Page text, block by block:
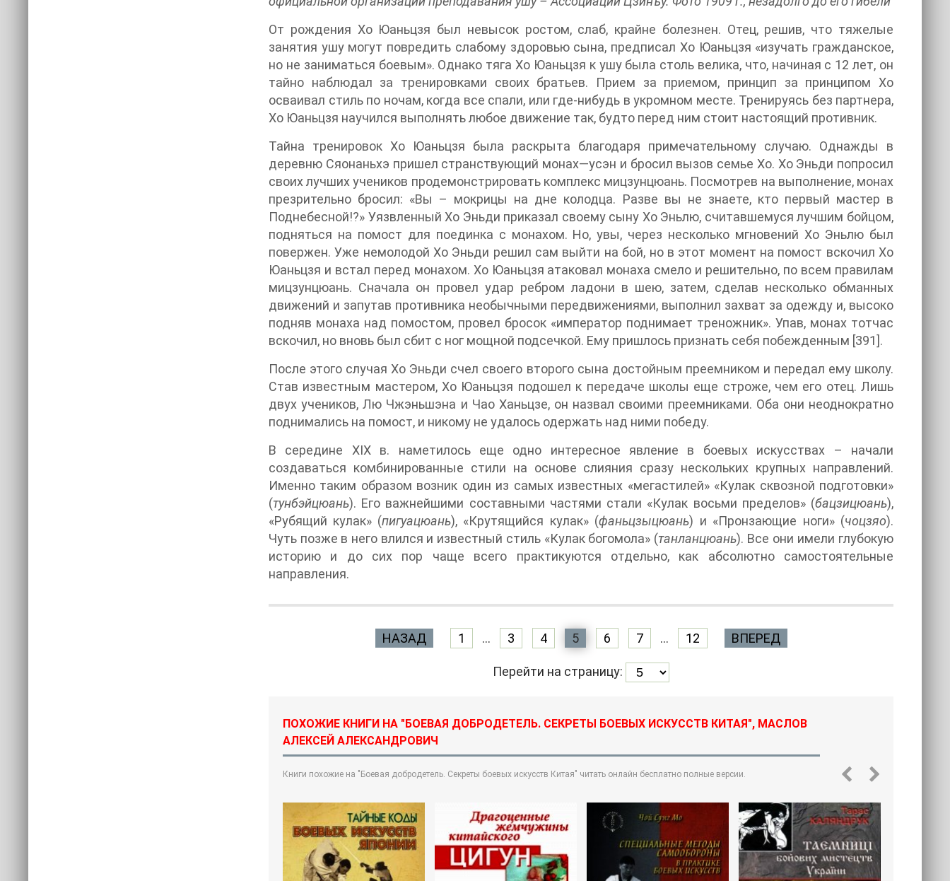
От рождения Хо Юаньцзя был невысок ростом, слаб, крайне болезнен. Отец, решив, что тяжелые
занятия ушу могут повредить слабому здоровью сына, предписал Хо Юаньцзя «изучать гражданское,
но не заниматься боевым». Однако тяга Хо Юаньцзя к ушу была столь велика, что, начиная с 12 лет, он
тайно наблюдал за тренировками своих братьев. Прием за приемом, принцип за принципом Хо
осваивал стиль по ночам, когда все спали, или где-нибудь в укромном месте. Тренируясь без партнера,
Хо Юаньцзя научился выполнять любое движение так, будто перед ним стоит настоящий противник.
Тайна тренировок Хо Юаньцзя была раскрыта благодаря примечательному случаю. Однажды в
деревню Сяонаньхэ пришел странствующий монах—усэн и бросил вызов семье Хо. Хо Эньди попросил
своих лучших учеников продемонстрировать комплекс мицзунцюань. Посмотрев на выполнение, монах
презрительно бросил: «Вы – мокрицы на дне колодца. Разве вы не знаете, кто первый мастер в
Поднебесной!?» Уязвленный Хо Эньди приказал своему сыну Хо Эньлю, считавшемуся лучшим бойцом,
подняться на помост для поединка с монахом. Но, увы, через несколько мгновений Хо Эньлю был
повержен. Уже немолодой Хо Эньди решил сам выйти на бой, но в этот момент на помост вскочил Хо
Юаньцзя и встал перед монахом. Хо Юаньцзя атаковал монаха смело и решительно, по всем правилам
мицзунцюань. Сначала он провел удар ребром ладони в шею, затем, сделав несколько обманных
движений и запутав противника необычными передвижениями, выполнил захват за одежду и, высоко
подняв монаха над помостом, провел бросок «император поднимает треножник». Упав, монах тотчас
вскочил, но вновь был сбит с ног мощной подсечкой. Ему пришлось признать себя побежденным [391].
После этого случая Хо Эньди счел своего второго сына достойным преемником и передал ему школу.
Став известным мастером, Хо Юаньцзя подошел к передаче школы еще строже, чем его отец. Лишь
двух учеников, Лю Чжэньшэна и Чао Ханьцзе, он назвал своими преемниками. Оба они неоднократно
поднимались на помост, и никому не удалось одержать над ними победу.
В середине XIX в. наметилось еще одно интересное явление в боевых искусствах – начали
создаваться комбинированные стили на основе слияния сразу нескольких крупных направлений.
Именно таким образом возник один из самых известных «мегастилей» «Кулак сквозной подготовки»
(тунбэйцюань). Его важнейшими составными частями стали «Кулак восьми пределов» (бацзицюань),
«Рубящий кулак» (пигуацюань), «Крутящийся кулак» (фаньцзыцюань) и «Пронзающие ноги» (чоцзяо).
Чуть позже в него влился и известный стиль «Кулак богомола» (танланцюань). Все они имели глубокую
историю и до сих пор чаще всего практикуются отдельно, как абсолютно самостоятельные
направления.
НАЗАД 1 ... 3 4 5 6 7 ... 12 ВПЕРЕД
Перейти на страницу:
ПОХОЖИЕ КНИГИ НА "БОЕВАЯ ДОБРОДЕТЕЛЬ. СЕКРЕТЫ БОЕВЫХ ИСКУССТВ КИТАЯ", МАСЛОВ
АЛЕКСЕЙ АЛЕКСАНДРОВИЧ
Книги похожие на "Боевая добродетель. Секреты боевых искусств Китая" читать онлайн бесплатно полные версии.